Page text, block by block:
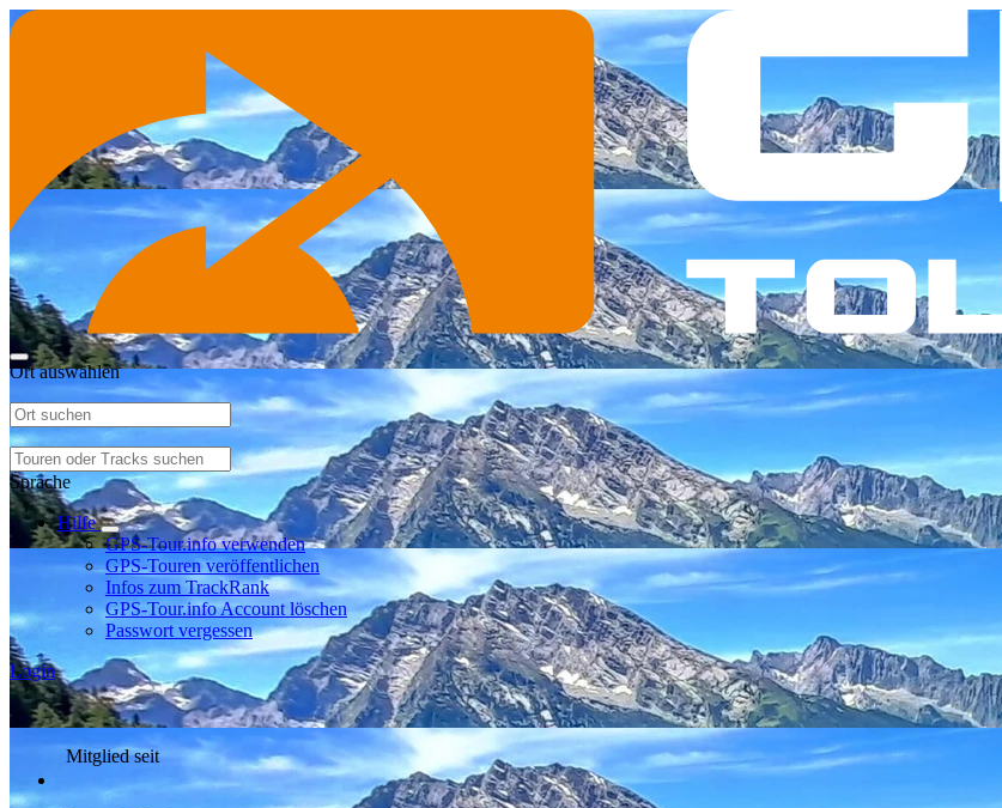
Ort auswählen
Sprache
Hilfe
GPS-Tour.info verwenden
GPS-Touren veröffentlichen
Infos zum TrackRank
GPS-Tour.info Account löschen
Passwort vergessen
Login
Mitglied seit